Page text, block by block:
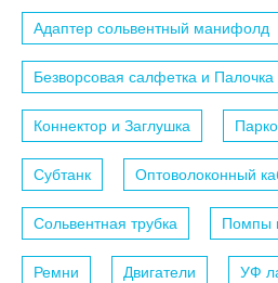
Адаптер сольвентный манифолд
Безворсовая салфетка и
Коннектор и Заглушка
Субтанк Оптоволоконный
Сольвентная трубка Помпы
Ремни Двигатели УФ